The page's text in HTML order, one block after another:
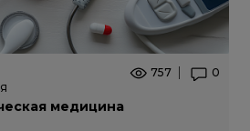
757 0
медицина